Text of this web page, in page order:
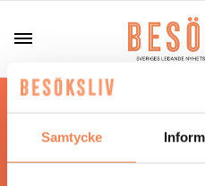
Samtycke
Hos oss läser du
nyheter och snackisar
Besöksliv i sin tryckta